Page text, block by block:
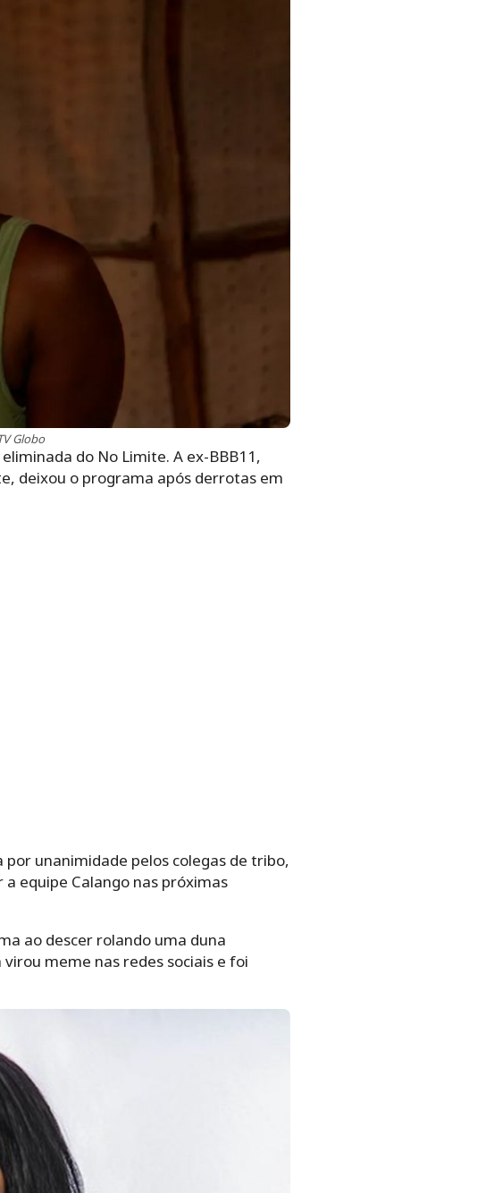
Globo
do No Limite. A ex-BBB11,
deixou o programa após derrotas em
unanimidade pelos colegas de tribo,
equipe Calango nas próximas
ao descer rolando uma duna
virou meme nas redes sociais e foi